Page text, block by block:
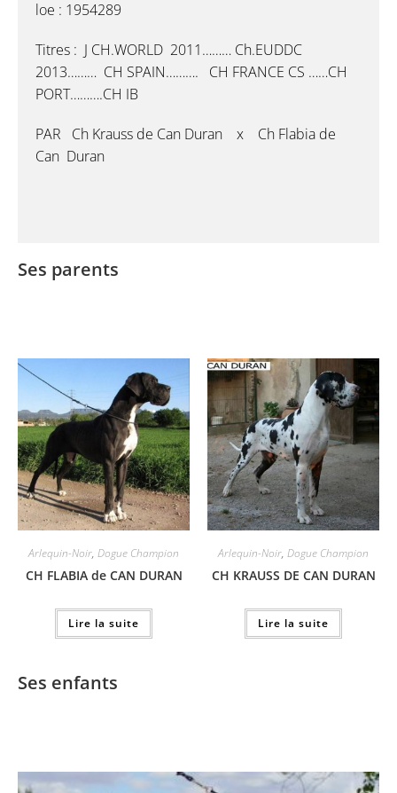
loe : 1954289
Titres : J CH.WORLD 2011……… Ch.EUDDC
2013……… CH SPAIN………. CH FRANCE CS ……CH
PORT……….CH IB
PAR Ch Krauss de Can Duran x Ch Flabia de
Can Duran
Ses parents
Arlequin-Noir, Dogue Champion
CH FLABIA de CAN DURAN
Lire la suite
Arlequin-Noir, Dogue Champion
CH KRAUSS DE CAN DURAN
Lire la suite
Ses enfants